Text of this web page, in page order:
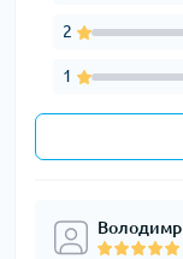
2
1
Володимр